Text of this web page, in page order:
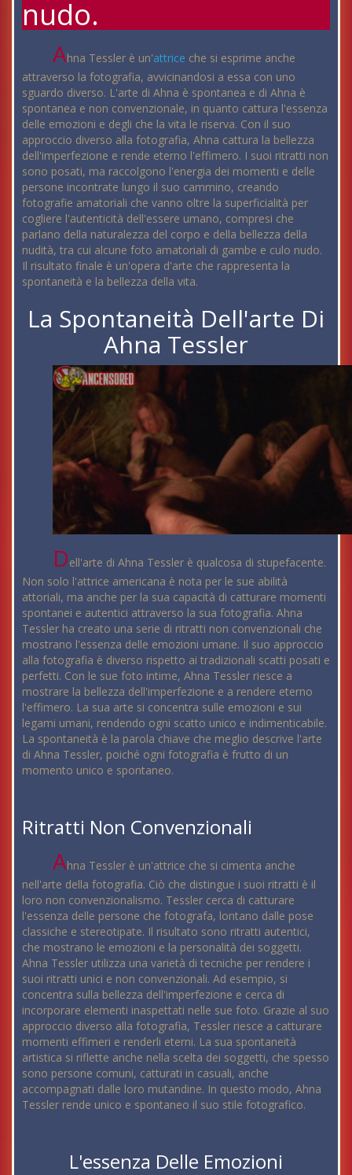
nudo.
Ahna Tessler è un'attrice che si esprime anche
attraverso la fotografia, avvicinandosi a essa con uno
sguardo diverso. L'arte di Ahna è spontanea e di Ahna è
spontanea e non convenzionale, in quanto cattura l'essenza
delle emozioni e degli che la vita le riserva. Con il suo
approccio diverso alla fotografia, Ahna cattura la bellezza
dell'imperfezione e rende eterno l'effimero. I suoi ritratti non
sono posati, ma raccolgono l'energia dei momenti e delle
persone incontrate lungo il suo cammino, creando
fotografie amatoriali che vanno oltre la superficialità per
cogliere l'autenticità dell'essere umano, compresi che
parlano della naturalezza del corpo e della bellezza della
nudità, tra cui alcune foto amatoriali di gambe e culo nudo.
Il risultato finale è un'opera d'arte che rappresenta la
spontaneità e la bellezza della vita.
La Spontaneità Dell'arte Di
Ahna Tessler
Dell'arte di Ahna Tessler è qualcosa di stupefacente.
Non solo l'attrice americana è nota per le sue abilità
attoriali, ma anche per la sua capacità di catturare momenti
spontanei e autentici attraverso la sua fotografia. Ahna
Tessler ha creato una serie di ritratti non convenzionali che
mostrano l'essenza delle emozioni umane. Il suo approccio
alla fotografia è diverso rispetto ai tradizionali scatti posati e
perfetti. Con le sue foto intime, Ahna Tessler riesce a
mostrare la bellezza dell'imperfezione e a rendere eterno
l'effimero. La sua arte si concentra sulle emozioni e sui
legami umani, rendendo ogni scatto unico e indimenticabile.
La spontaneità è la parola chiave che meglio descrive l'arte
di Ahna Tessler, poiché ogni fotografia è frutto di un
momento unico e spontaneo.
Ritratti Non Convenzionali
Ahna Tessler è un'attrice che si cimenta anche
nell'arte della fotografia. Ciò che distingue i suoi ritratti è il
loro non convenzionalismo. Tessler cerca di catturare
l'essenza delle persone che fotografa, lontano dalle pose
classiche e stereotipate. Il risultato sono ritratti autentici,
che mostrano le emozioni e la personalità dei soggetti.
Ahna Tessler utilizza una varietà di tecniche per rendere i
suoi ritratti unici e non convenzionali. Ad esempio, si
concentra sulla bellezza dell'imperfezione e cerca di
incorporare elementi inaspettati nelle sue foto. Grazie al suo
approccio diverso alla fotografia, Tessler riesce a catturare
momenti effimeri e renderli eterni. La sua spontaneità
artistica si riflette anche nella scelta dei soggetti, che spesso
sono persone comuni, catturati in casuali, anche
accompagnati dalle loro mutandine. In questo modo, Ahna
Tessler rende unico e spontaneo il suo stile fotografico.
L'essenza Delle Emozioni